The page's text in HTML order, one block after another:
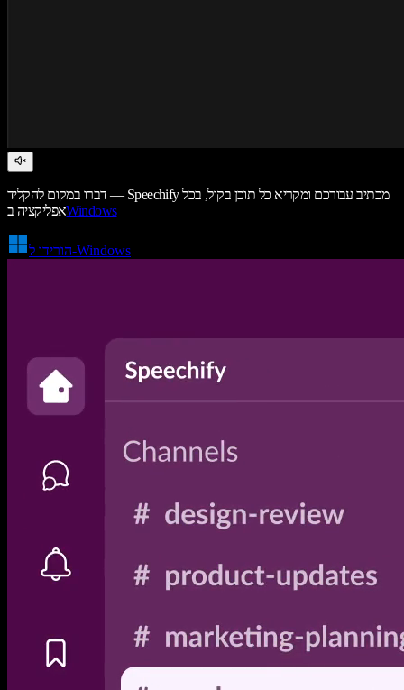
דברו במקום להקליד — Speechify מכתיב עבורכם ומקריא כל תוכן בקול, בכל
אפליקציה בWindows
הורידו ל-Windows